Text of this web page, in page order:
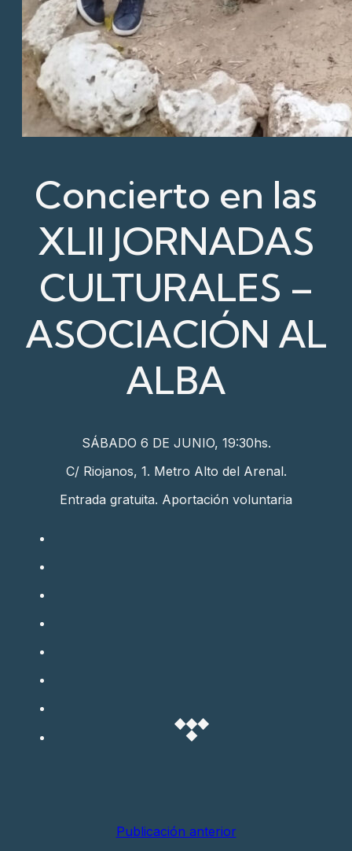
Concierto en las
XLII JORNADAS
CULTURALES –
ASOCIACIÓN AL
ALBA
SÁBADO 6 DE JUNIO, 19:30hs.
C/ Riojanos, 1. Metro Alto del Arenal.
Entrada gratuita. Aportación voluntaria
Publicación anterior